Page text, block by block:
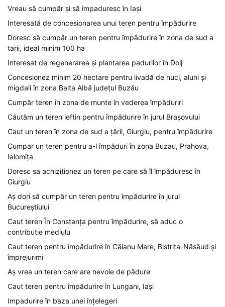
Vreau să cumpăr și să împaduresc în Iași
Interesată de concesionarea unui teren pentru împădurire
Doresc să cumpăr un teren pentru împădurire în zona de sud a
tarii, ideal minim 100 ha
Interesat de regenerarea și plantarea padurilor în Dolj
Concesionez minim 20 hectare pentru livadă de nuci, aluni și
migdali în zona Balta Albă județul Buzău
Cumpăr teren în zona de munte în vederea împăduriri
Căutăm un teren ieftin pentru împădurire în jurul Brașovului
Caut un teren în zona de sud a țării, Giurgiu, pentru împădurire
Cumpar un teren pentru a-l împăduri în zona Buzau, Prahova,
Ialomița
Doresc sa achizitionez un teren pe care să îl împăduresc în
Giurgiu
Aș dori să cumpăr un teren pentru împădurire în jurul
Bucureștiului
Caut teren În Constanța pentru împădurire, să aduc o
contributie mediulu
Caut teren pentru împădurire în Căianu Mare, Bistrița-Năsăud și
împrejurimi
Aș vrea un teren care are nevoie de pădure
Caut teren pentru împădurire în Lungani, Iași
Impadurire în baza unei înțelegeri